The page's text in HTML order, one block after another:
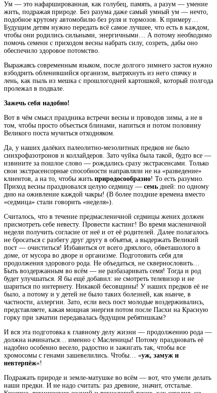
Ум — это нафаршированная, как голубец, память, а разум — умение
жить, подражая природе. Без разума даже самый умный ум — нечто,
подобное крутому автомобилю без руля и тормозов. К примеру…
Будущим детям нужно передать всё самое лучшее, что есть в каждом,
чтобы они родились сильными, энергичными… А потому необходимо
помочь семени с приходом весны набрать силу, созреть, дабы оно
обеспечило здоровое потомство.
Выражаясь современным языком, после долгого зимнего застоя нужно
взбодрить обленившийся организм, вытряхнуть из него спячку и
лень, как пыль из мешка с прошлогодней картошкой, который полгода
пролежал в подвале.
Зажечь себя надобно!
Вот в чём смысл праздника встречи весны и проводов зимы, а не в
том, чтобы просто объесться блинами, напиться и потом половину
Великого поста мучиться отходняком.
Да, у наших далёких палеолитно-мезолитных предков не было
синхрофазотронов и коллайдеров. Зато чуйка была такой, будто все —
извините за пошлое слово — рождались сразу экстрасенсами. Только
свои экстрасенсорные способности направляли не на «разведение»
клиентов, а на то, чтобы жить природосообразно! То есть разумно.
Приход весны праздновался целую седмицу — семь дней: по одному
дню на оживление каждой чакры! (В более поздние времена вместо
«седмица» стали говорить «неделя»).
Считалось, что в течение предмасленичной седмицы жених должен
присмотреть себе невесту. Провести кастинг! Во время масленичной
недели получить согласие от неё и от её родителей. Далее полагалось
не бросаться с разбегу друг другу в объятья, а выдержать Великий
пост — очиститься! Избавиться от всего дряхлого, обветашолого в
доме, от мусора во дворе и организме. Подготовить себя для
продолжения здорового рода. Не объедаться, не сквернословить…
Быть воздержанным во всём — не разбазаривать семя! Тогда и род
будет улучшаться. Я бы ещё добавил: не смотреть телевизор и не
шариться по интернету. Никакой бесовщины! У наших предков её не
было, а потому и у детей не было таких болезней, как нынче, в
частности, аллергии. Зато, если весь пост молодые воздерживались,
представляете, какая мощная энергия потом после Пасхи на Красную
горку при зачатии передавалась будущим ребятишкам?
И вся эта подготовка к главному делу жизни — продолжению рода —
должна начинаться… именно с Масленицы! Потому праздновать её
надобно особенно весело, радостно и зажигать так, чтобы все
хромосомы с генами зашевелились. Чтобы… «уж, замуж и
невтерпёж«!
Подражать природе и земле-матушке во всём — вот, что умели делать
наши предки. И не надо считать: раз древние, значит, отсталые.